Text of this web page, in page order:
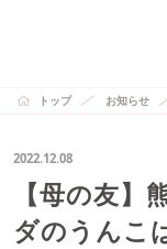
トップ お知らせ
2022.12.08
【母の友
ダのうんこ